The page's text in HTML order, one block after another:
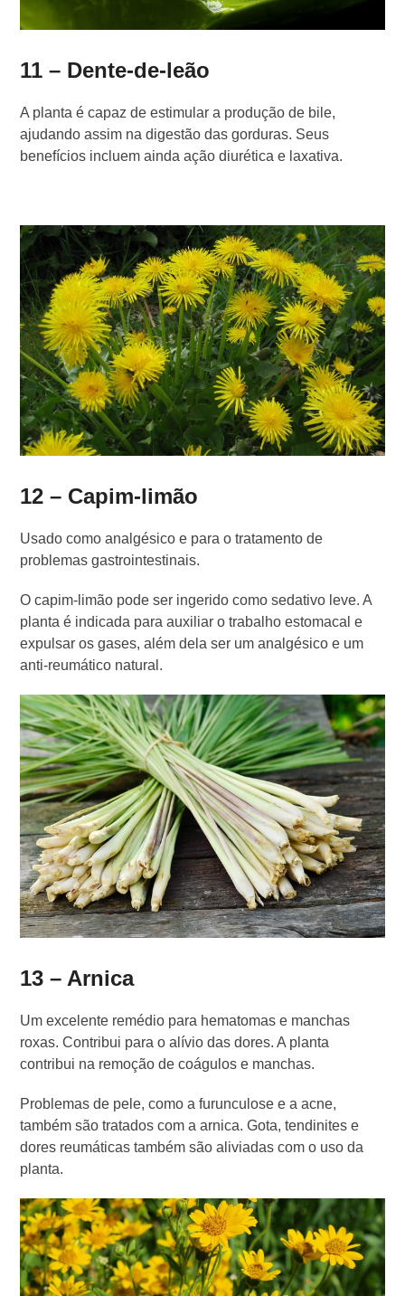
11 – Dente-de-leão
A planta é capaz de estimular a produção de bile,
ajudando assim na digestão das gorduras. Seus
benefícios incluem ainda ação diurética e laxativa.
12 – Capim-limão
Usado como analgésico e para o tratamento de
problemas gastrointestinais.
O capim-limão pode ser ingerido como sedativo leve. A
planta é indicada para auxiliar o trabalho estomacal e
expulsar os gases, além dela ser um analgésico e um
anti-reumático natural.
13 – Arnica
Um excelente remédio para hematomas e manchas
roxas. Contribui para o alívio das dores. A planta
contribui na remoção de coágulos e manchas.
Problemas de pele, como a furunculose e a acne,
também são tratados com a arnica. Gota, tendinites e
dores reumáticas também são aliviadas com o uso da
planta.